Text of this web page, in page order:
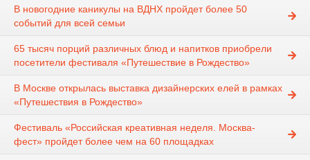
В новогодние каникулы на ВДНХ пройдет более 50
событий для всей семьи
65 тысяч порций различных блюд и напитков приобрели
посетители фестиваля «Путешествие в Рождество»
В Москве открылась выставка дизайнерских елей в рамках
«Путешествия в Рождество»
Фестиваль «Российская креативная неделя. Москва-
фест» пройдет более чем на 60 площадках